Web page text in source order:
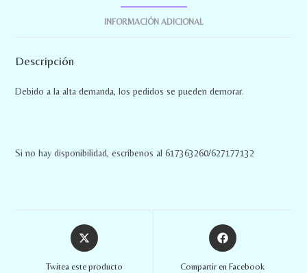
INFORMACIÓN ADICIONAL
Descripción
Debido a la alta demanda, los pedidos se pueden demorar.
Si no hay disponibilidad, escríbenos al 617363260/627177132
Twitea este producto Compartir en Facebook